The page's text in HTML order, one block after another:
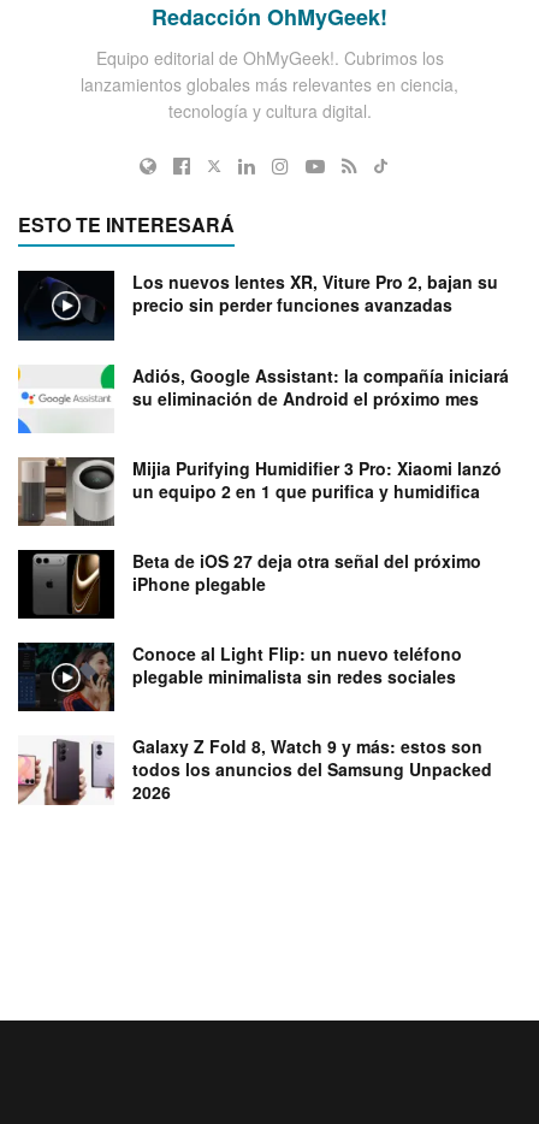
Redacción OhMyGeek!
Equipo editorial de OhMyGeek!. Cubrimos los
lanzamientos globales más relevantes en ciencia,
tecnología y cultura digital.
ESTO TE INTERESARÁ
Los nuevos lentes XR, Viture Pro 2, bajan su
precio sin perder funciones avanzadas
Adiós, Google Assistant: la compañía iniciará
su eliminación de Android el próximo mes
Mijia Purifying Humidifier 3 Pro: Xiaomi lanzó
un equipo 2 en 1 que purifica y humidifica
Beta de iOS 27 deja otra señal del próximo
iPhone plegable
Conoce al Light Flip: un nuevo teléfono
plegable minimalista sin redes sociales
Galaxy Z Fold 8, Watch 9 y más: estos son
todos los anuncios del Samsung Unpacked
2026